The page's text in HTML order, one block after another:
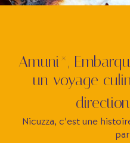
Amuni*,
un voyage
Nicuzza, c’est une